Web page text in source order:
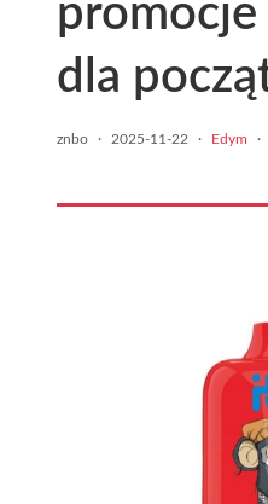
dla
znbo · 2025-11-22 · Edym ·